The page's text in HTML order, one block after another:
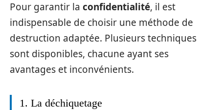
Pour garantir la confidentialité, il est
indispensable de choisir une méthode de
destruction adaptée. Plusieurs techniques
sont disponibles, chacune ayant ses
avantages et inconvénients.
1. La déchiquetage